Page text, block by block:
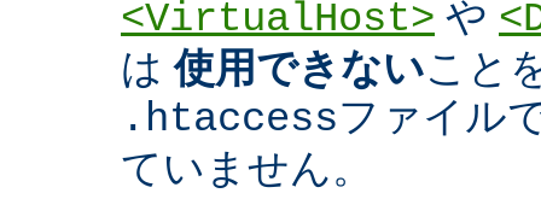
<VirtualHost> や
は使用できないこと
.htaccessファイル
ていません。